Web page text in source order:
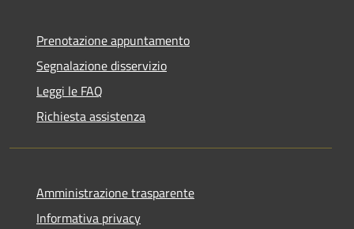
Prenotazione appuntamento
Segnalazione disservizio
Leggi le FAQ
Richiesta assistenza
Amministrazione trasparente
Informativa privacy